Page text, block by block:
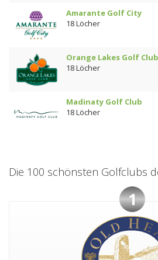
Amarante Golf City
18 Löcher
Orange Lakes Golf Club
18 Löcher
Madinaty Golf Club
18 Löcher
Die 100 schönsten Golfclubs
1